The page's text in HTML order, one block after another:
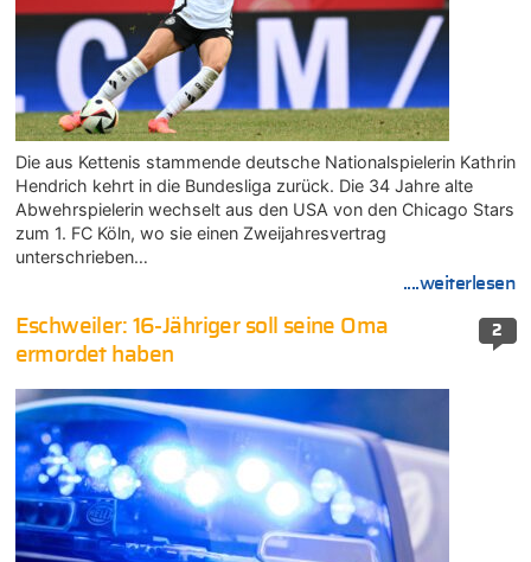
Die aus Kettenis stammende deutsche Nationalspielerin Kathrin
Hendrich kehrt in die Bundesliga zurück. Die 34 Jahre alte
Abwehrspielerin wechselt aus den USA von den Chicago Stars
zum 1. FC Köln, wo sie einen Zweijahresvertrag
unterschrieben…
....weiterlesen
2
Eschweiler: 16-Jähriger soll seine Oma
ermordet haben